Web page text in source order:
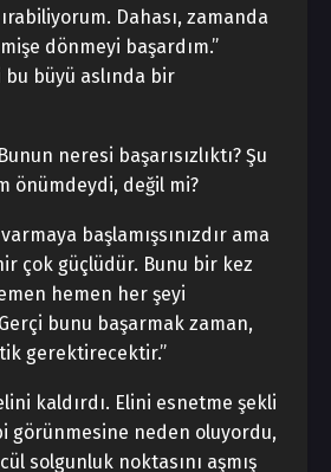
Dahası, zamanda
dönmeyi başardım.”
bu büyü aslında bir
neresi başarısızlıktı? Şu
önümdeydi, değil mi?
başlamışsınızdır ama
çok güçlüdür. Bunu bir kez
hemen her şeyi
bunu başarmak zaman,
gerektirecektir.”
kaldırdı. Elini esnetme şekli
görünmesine neden oluyordu,
solgunluk noktasını aşmış